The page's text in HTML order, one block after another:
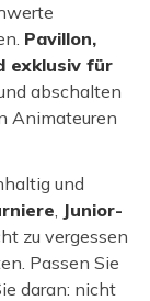
Pavillon,
exklusiv für
abschalten
Animateuren
und
, Junior-
zu vergessen
Passen Sie
daran: nicht